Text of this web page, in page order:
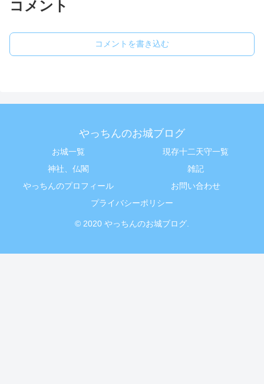
コメント
コメントを書き込む
やっちんのお城ブログ
お城一覧
現存十二天守一覧
神社、仏閣
雑記
やっちんのプロフィール
お問い合わせ
プライバシーポリシー
© 2020 やっちんのお城ブログ.